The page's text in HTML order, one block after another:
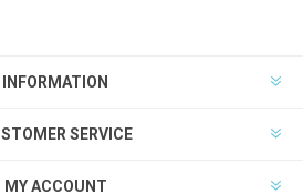
INFORMATION
SERVICE
MY ACCOUNT